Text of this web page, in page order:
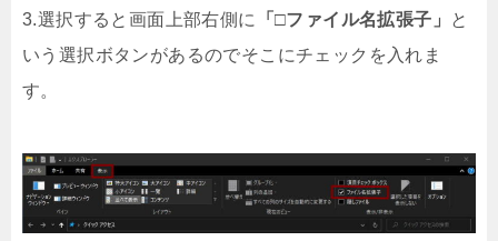
3.選択すると画面上部右側に
「□ファイル名拡張子」
と
いう選択ボタンがあるのでそこにチェックを入れま
す。